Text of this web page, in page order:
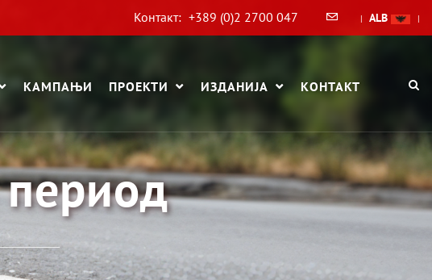
Контакт: +389 (0)2 2700 047 | ALB |
КАМПАЊИ ПРОЕКТИ ИЗДАНИЈА КОНТАКТ